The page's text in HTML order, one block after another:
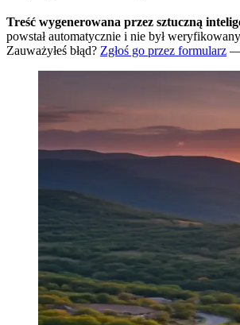
Treść wygenerowana przez sztuczną
powstał automatycznie i nie był
Zauważyłeś błąd? Zgłoś go przez formularz —